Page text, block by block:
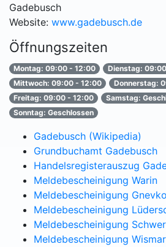
Gadebusch
Website: www.gadebusch.de
Öffnungszeiten
Montag: 09:00 - 12:00
Dienstag:
Mittwoch: 09:00 - 12:00
Donnerstag:
Freitag: 09:00 - 12:00
Samstag:
Sonntag: Geschlossen
Gadebusch (Wikipedia)
Grundbuchamt Gadebusch
Handelsregisterauszug
Meldebescheinigung Warin
Meldebescheinigung
Meldebescheinigung
Meldebescheinigung
Meldebescheinigung Wismar